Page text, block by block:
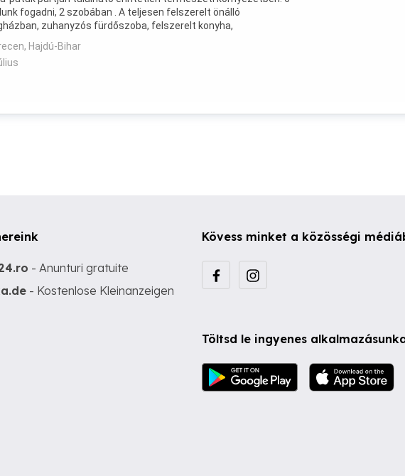
fogadni, 2 szobában . A teljesen felszerelt önálló
zuhanyzós fürdőszoba, felszerelt konyha,
lehetőség, ingyenes WiFi. https: babukavendeghaz.hu
fizetési lehetőséggel Ntak: MA23066805
Hajdú-Bihar
- Anunturi gratuite
- Kostenlose Kleinanzeigen
Kövess minket a közösségi
Töltsd le ingyenes